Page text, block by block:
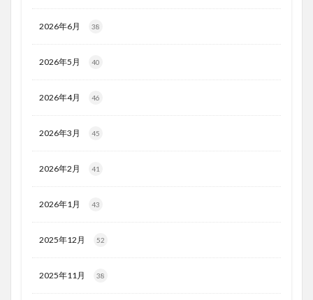
2026年6月 38
2026年5月 40
2026年4月 46
2026年3月 45
2026年2月 41
2026年1月 43
2025年12月 52
2025年11月 38